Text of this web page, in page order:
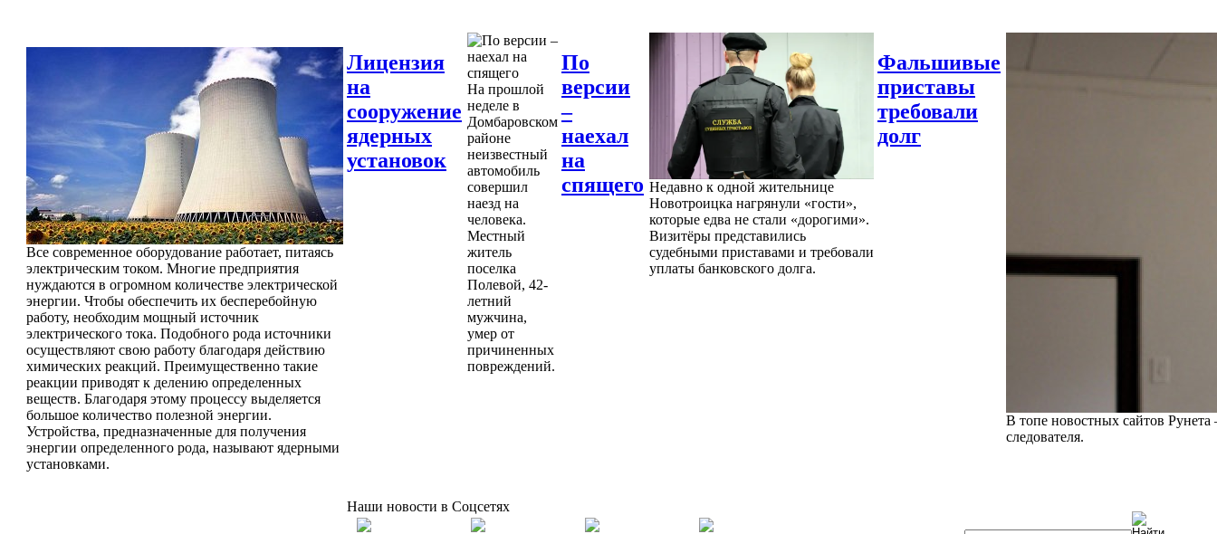
Все современное оборудование работает, питаясь
электрическим током. Многие предприятия
нуждаются в огромном количестве электрической
энергии. Чтобы обеспечить их бесперебойную
работу, необходим мощный источник
электрического тока. Подобного рода источники
осуществляют свою работу благодаря действию
химических реакций. Преимущественно такие
реакции приводят к делению определенных
веществ. Благодаря этому процессу выделяется
большое количество полезной энергии.
Устройства, предназначенные для получения
энергии определенного рода, называют ядерными
установками.
Лицензия
на
сооружение
ядерных
установок
На прошлой
неделе в
Домбаровском
районе
неизвестный
автомобиль
совершил
наезд на
человека.
Местный
житель
поселка
Полевой, 42-
летний
мужчина,
умер от
причиненных
повреждений.
По
версии
–
наехал
на
спящего Недавно к одной жительнице
Новотроицка нагрянули «гости»,
которые едва не стали «дорогими».
Визитёры представились
судебными приставами и требовали
уплаты банковского долга.
Фальшивые
приставы
требовали
долг
В топе новостных сайтов Рунета
следователя.
Наши новости в Соцсетях